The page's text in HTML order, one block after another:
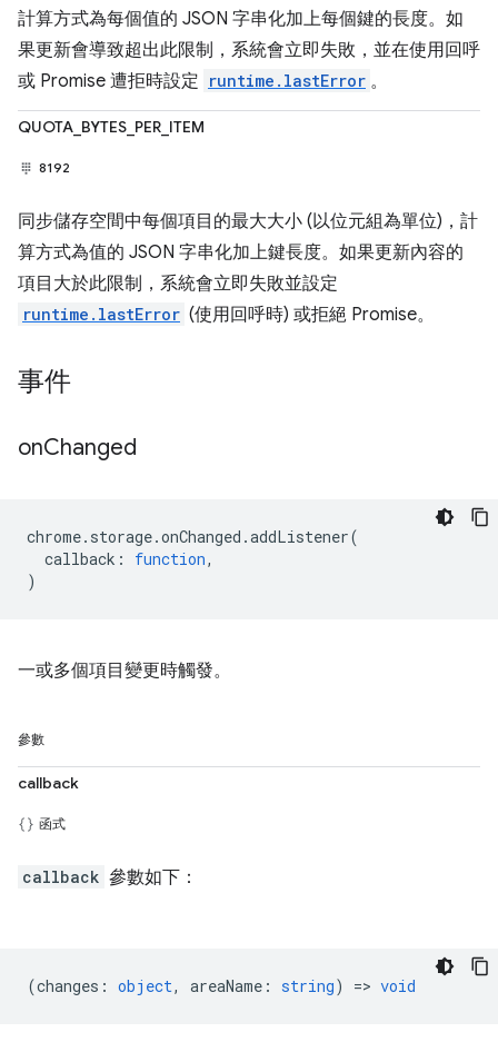
計算方式為每個值的 JSON 字串化加上每個鍵的長度。如
果更新會導致超出此限制，系統會立即失敗，並在使用回呼
或 Promise 遭拒時設定 runtime.lastError 。
QUOTA_BYTES_PER_ITEM
8192
同步儲存空間中每個項目的最大大小 (以位元組為單位)，計
算方式為值的 JSON 字串化加上鍵長度。如果更新內容的
項目大於此限制，系統會立即失敗並設定
runtime.lastError (使用回呼時) 或拒絕 Promise。
事件
onChanged
chrome. storage.onChanged .addListener(
callback : function,
)
一或多個項目變更時觸發。
參數
callback
函式
callback 參數如下：
(changes : object, areaName : string) => void